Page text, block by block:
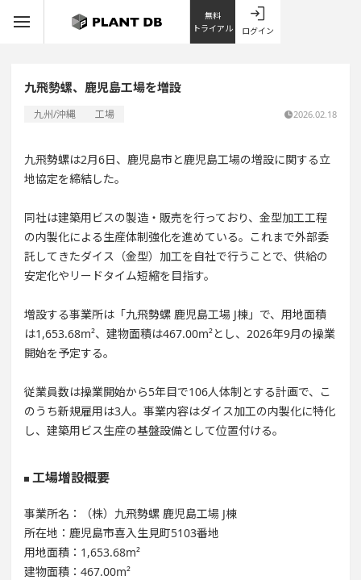
無料
トライアル
ログイン
九飛勢螺、鹿児島工場を増設
九州/沖縄 工場 2026.02.18
九飛勢螺は2月6日、鹿児島市と鹿児島工場の増設に関する立
地協定を締結した。
同社は建築用ビスの製造・販売を行っており、金型加工工程
の内製化による生産体制強化を進めている。これまで外部委
託してきたダイス（金型）加工を自社で行うことで、供給の
安定化やリードタイム短縮を目指す。
増設する事業所は「九飛勢螺 鹿児島工場 J棟」で、用地面積
は1,653.68m²、建物面積は467.00m²とし、2026年9月の操業
開始を予定する。
従業員数は操業開始から5年目で106人体制とする計画で、こ
のうち新規雇用は3人。事業内容はダイス加工の内製化に特化
し、建築用ビス生産の基盤設備として位置付ける。
工場増設概要
事業所名：（株）九飛勢螺 鹿児島工場 J棟
所在地：鹿児島市喜入生見町5103番地
用地面積：1,653.68m²
建物面積：467.00m²